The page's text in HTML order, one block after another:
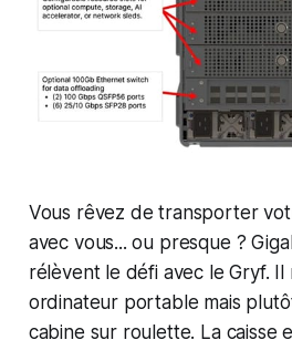
Vous rêvez de transporter
avec vous... ou presque ?
rélèvent le défi avec le Gryf. Il
ordinateur portable mais
cabine sur roulette. La caisse